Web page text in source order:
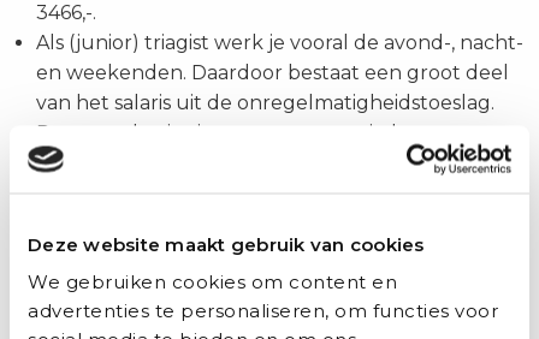
Deze website maakt gebruik van cookies
We gebruiken cookies om content en
advertenties te personaliseren, om functies voor
3466,-.
Als (junior) triagist werk je vooral de avond-, nacht-
en weekenden. Daardoor bestaat een groot deel
van het salaris uit de onregelmatigheidstoeslag.
Deze toeslag is niet meegenomen in het
brutosalaris. Bij Auxilio kan je salaris als junior
Triagist worden?Volg dan onze opleiding tot triagist